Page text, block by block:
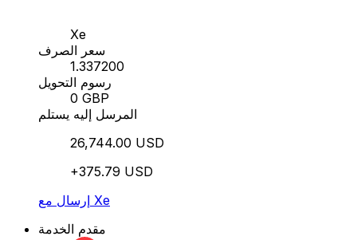
Xe
سعر الصرف
1.337200
رسوم التحويل
0 GBP
المرسل إليه يستلم
26,744.00 USD
+375.79 USD
إرسال مع Xe
مقدم الخدمة